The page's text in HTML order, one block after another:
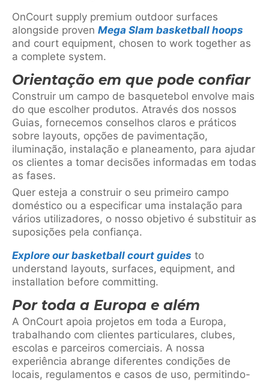
OnCourt supply premium outdoor surfaces
alongside proven Mega Slam basketball hoops
and court equipment, chosen to work together as
a complete system.
Orientação em que pode confiar
Construir um campo de basquetebol envolve mais
do que escolher produtos. Através dos nossos
Guias, fornecemos conselhos claros e práticos
sobre layouts, opções de pavimentação,
iluminação, instalação e planeamento, para ajudar
os clientes a tomar decisões informadas em todas
as fases.
Quer esteja a construir o seu primeiro campo
doméstico ou a especificar uma instalação para
vários utilizadores, o nosso objetivo é substituir as
suposições pela confiança.
Explore our basketball court guides to
understand layouts, surfaces, equipment, and
installation before committing.
Por toda a Europa e além
A OnCourt apoia projetos em toda a Europa,
trabalhando com clientes particulares, clubes,
escolas e parceiros comerciais. A nossa
experiência abrange diferentes condições de
locais, regulamentos e casos de uso, permitindo-